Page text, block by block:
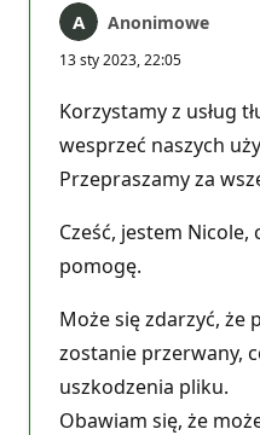
Anonimowe
13 sty 2023, 22:05
Korzystamy z usług
wesprzeć naszych
Przepraszamy za
Cześć, jestem Nicole,
pomogę.
Może się zdarzyć, że
zostanie przerwany,
uszkodzenia pliku.
Obawiam się, że